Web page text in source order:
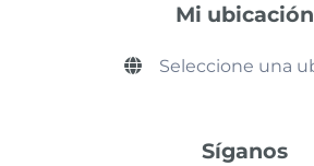
Mi ubicación
Síganos